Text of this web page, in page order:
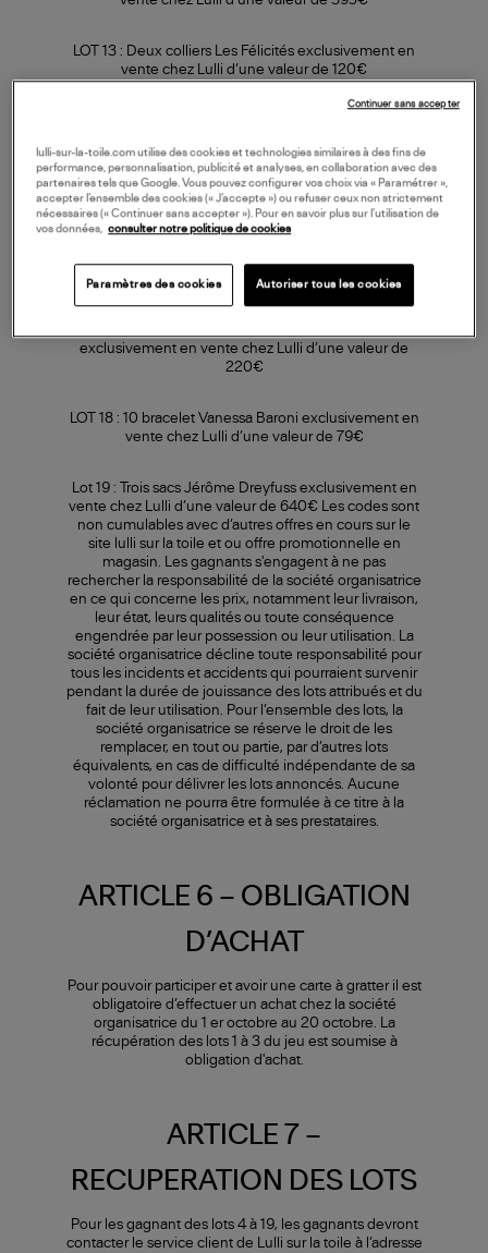
LOT 13 : Deux colliers Les Félicités exclusivement en
vente chez Lulli d’une valeur de 120€
LOT 15 : Un collier Gigi Clozeau exclusivement en
vente chez Lulli d’une valeur de 595€
chez Lulli d’une valeur de 490€
exclusivement en vente chez Lulli d’une valeur de
220€
LOT 18 : 10 bracelet Vanessa Baroni exclusivement en
vente chez Lulli d’une valeur de 79€
Lot 19 : Trois sacs Jérôme Dreyfuss exclusivement en
vente chez Lulli d’une valeur de 640€ Les codes sont
non cumulables avec d’autres offres en cours sur le
site lulli sur la toile et ou offre promotionnelle en
magasin. Les gagnants s'engagent à ne pas
rechercher la responsabilité de la société organisatrice
en ce qui concerne les prix, notamment leur livraison,
leur état, leurs qualités ou toute conséquence
engendrée par leur possession ou leur utilisation. La
société organisatrice décline toute responsabilité pour
tous les incidents et accidents qui pourraient survenir
pendant la durée de jouissance des lots attribués et du
fait de leur utilisation. Pour l’ensemble des lots, la
société organisatrice se réserve le droit de les
remplacer, en tout ou partie, par d’autres lots
équivalents, en cas de difficulté indépendante de sa
volonté pour délivrer les lots annoncés. Aucune
réclamation ne pourra être formulée à ce titre à la
société organisatrice et à ses prestataires.
ARTICLE 6 – OBLIGATION
D’ACHAT
Pour pouvoir participer et avoir une carte à gratter il est
obligatoire d’effectuer un achat chez la société
organisatrice du 1 er octobre au 20 octobre. La
récupération des lots 1 à 3 du jeu est soumise à
obligation d'achat.
ARTICLE 7 –
RECUPERATION DES LOTS
Pour les gagnant des lots 4 à 19, les gagnants devront
contacter le service client de Lulli sur la toile à l’adresse
lulli-sur-la-toile.com utilise des cookies et technologies similaires à des fins de
performance, personnalisation, publicité et analyses, en collaboration avec des
partenaires tels que Google. Vous pouvez configurer vos choix via « Paramétrer »,
accepter l’ensemble des cookies (« J’accepte ») ou refuser ceux non strictement
nécessaires (« Continuer sans accepter »). Pour en savoir plus sur l’utilisation de
vos données, consulter notre politique de cookies
Paramètres des cookies Autoriser tous les cookies
Continuer sans accepter